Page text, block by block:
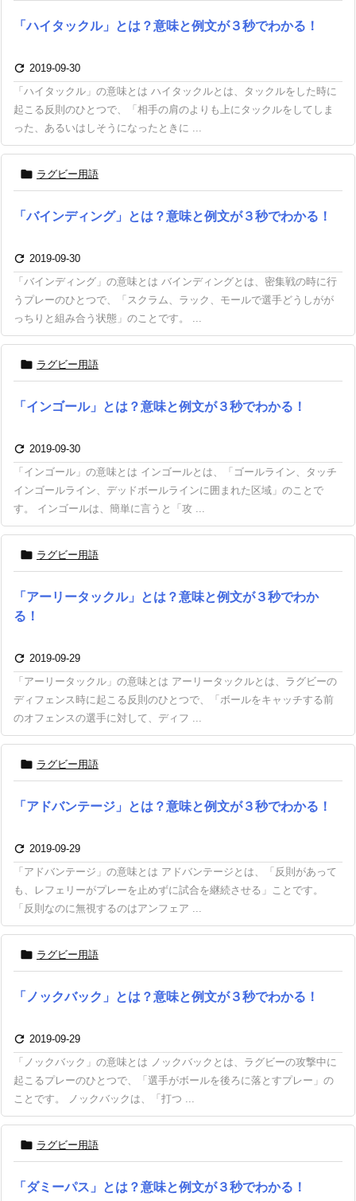
「ハイタックル」とは？意味と例文が３秒でわかる！
 2019-09-30
「ハイタックル」の意味とは ハイタックルとは、タックルをした時に
起こる反則のひとつで、「相手の肩のよりも上にタックルをしてしま
った、あるいはしそうになったときに ...
 ラグビー用語
「バインディング」とは？意味と例文が３秒でわかる！
 2019-09-30
「バインディング」の意味とは バインディングとは、密集戦の時に行
うプレーのひとつで、「スクラム、ラック、モールで選手どうしがが
っちりと組み合う状態」のことです。 ...
 ラグビー用語
「インゴール」とは？意味と例文が３秒でわかる！
 2019-09-30
「インゴール」の意味とは インゴールとは、「ゴールライン、タッチ
インゴールライン、デッドボールラインに囲まれた区域」のことで
す。 インゴールは、簡単に言うと「攻 ...
 ラグビー用語
「アーリータックル」とは？意味と例文が３秒でわか
る！
 2019-09-29
「アーリータックル」の意味とは アーリータックルとは、ラグビーの
ディフェンス時に起こる反則のひとつで、「ボールをキャッチする前
のオフェンスの選手に対して、ディフ ...
 ラグビー用語
「アドバンテージ」とは？意味と例文が３秒でわかる！
 2019-09-29
「アドバンテージ」の意味とは アドバンテージとは、「反則があって
も、レフェリーがプレーを止めずに試合を継続させる」ことです。
「反則なのに無視するのはアンフェア ...
 ラグビー用語
「ノックバック」とは？意味と例文が３秒でわかる！
 2019-09-29
「ノックバック」の意味とは ノックバックとは、ラグビーの攻撃中に
起こるプレーのひとつで、「選手がボールを後ろに落とすプレー」の
ことです。 ノックバックは、「打つ ...
 ラグビー用語
「ダミーパス」とは？意味と例文が３秒でわかる！